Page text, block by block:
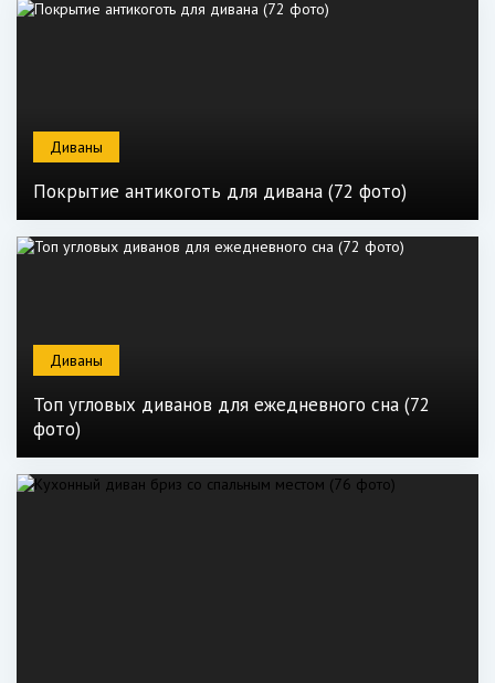
Диваны
Покрытие антикоготь для дивана (72 фото)
Диваны
Топ угловых диванов для ежедневного сна (72
фото)